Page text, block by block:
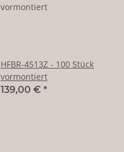
HFBR-4513Z - 100 Stück
vormontiert
139,00 € *